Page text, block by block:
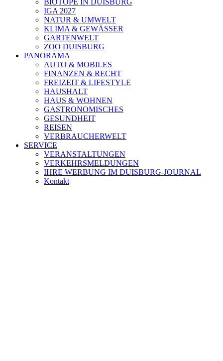
BIOTOPE IN DUISBURG
IGA 2027
NATUR & UMWELT
KLIMA & GEWÄSSER
GARTENWELT
ZOO DUISBURG
PANORAMA
AUTO & MOBILES
FINANZEN & RECHT
FREIZEIT & LIFESTYLE
HAUSHALT
HAUS & WOHNEN
GASTRONOMISCHES
GESUNDHEIT
REISEN
VERBRAUCHERWELT
SERVICE
VERANSTALTUNGEN
VERKEHRSMELDUNGEN
IHRE WERBUNG IM DUISBURG-JOURNAL
Kontakt